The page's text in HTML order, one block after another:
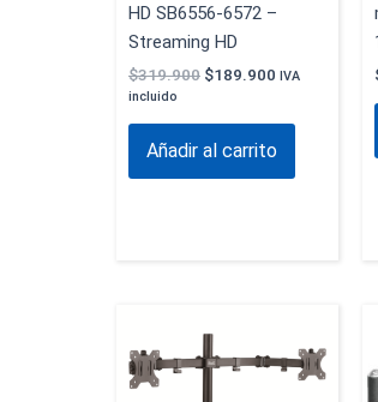
HD SB6556‑6572 –
Streaming HD
$319.900 $189.900 IVA
incluido
Añadir al carrito